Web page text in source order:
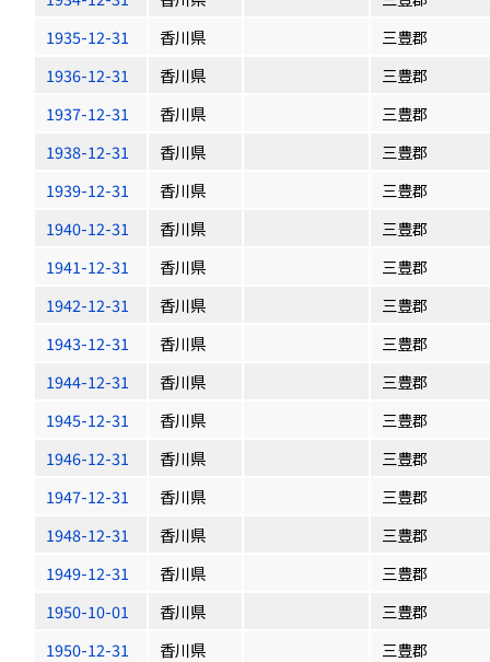
1935-12-31
香川県
三豊郡
1936-12-31
香川県
三豊郡
1937-12-31
香川県
三豊郡
1938-12-31
香川県
三豊郡
1939-12-31
香川県
三豊郡
1940-12-31
香川県
三豊郡
1941-12-31
香川県
三豊郡
1942-12-31
香川県
三豊郡
1943-12-31
香川県
三豊郡
1944-12-31
香川県
三豊郡
1945-12-31
香川県
三豊郡
1946-12-31
香川県
三豊郡
1947-12-31
香川県
三豊郡
1948-12-31
香川県
三豊郡
1949-12-31
香川県
三豊郡
1950-10-01
香川県
三豊郡
1950-12-31
香川県
三豊郡